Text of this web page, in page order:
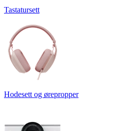
Tastatursett
Hodesett og ørepropper